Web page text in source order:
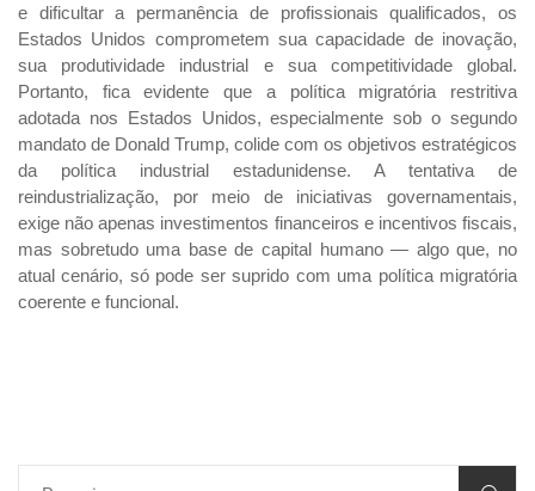
e dificultar a permanência de profissionais qualificados, os
Estados Unidos comprometem sua capacidade de inovação,
sua produtividade industrial e sua competitividade global.
Portanto, fica evidente que a política migratória restritiva
adotada nos Estados Unidos, especialmente sob o segundo
mandato de Donald Trump, colide com os objetivos estratégicos
da política industrial estadunidense. A tentativa de
reindustrialização, por meio de iniciativas governamentais,
exige não apenas investimentos financeiros e incentivos fiscais,
mas sobretudo uma base de capital humano — algo que, no
atual cenário, só pode ser suprido com uma política migratória
coerente e funcional.